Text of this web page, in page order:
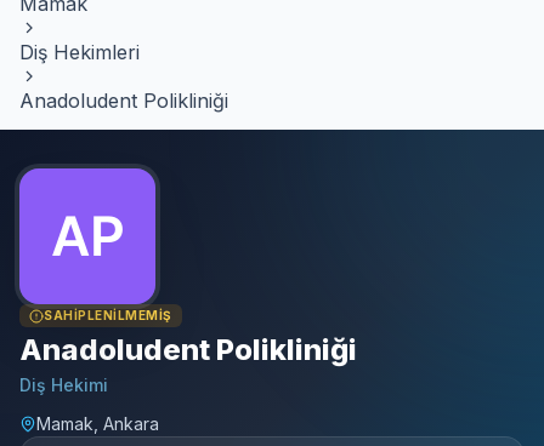
Diş Hekimleri
Anadoludent Polikliniği
SAHIPLENILMEMIŞ
Anadoludent Polikliniği
Diş Hekimi
Mamak, Ankara